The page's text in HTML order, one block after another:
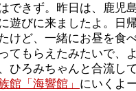
できず。昨日は、鹿児
遊びに来ましたよ。日
けど、一緒にお昼を食
てもらえたみたいで、
ひろみちゃんと合流し
館「海響館」 にいくよ